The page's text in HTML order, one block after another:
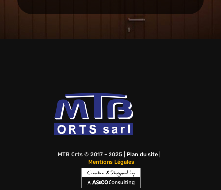
MTB Orts © 2017 – 2025 | Plan du site|
Mentions Légales